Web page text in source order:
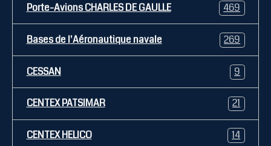
Porte-Avions CHARLES DE GAULLE 469
Bases de l'Aéronautique navale 269
CESSAN 9
CENTEX PATSIMAR 21
CENTEX HELICO 14